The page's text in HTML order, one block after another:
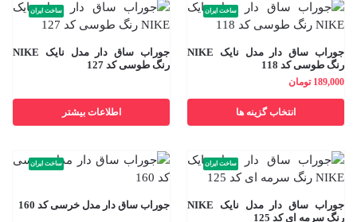
جوراب ساق دار مدل نایک NIKE
رنگ طوسی کد 118
189,000 تومان
ساخت ایران
انتخاب گزینه ها
جوراب ساق دار مدل نایک NIKE
رنگ طوسی کد 127
ساخت ایران
اطلاعات بیشتر
جوراب ساق دار مدل نایک NIKE
رنگ سرمه ای کد 125
ساخت ایران
جوراب ساق دار مدل خرسی کد 160
ساخت ایران